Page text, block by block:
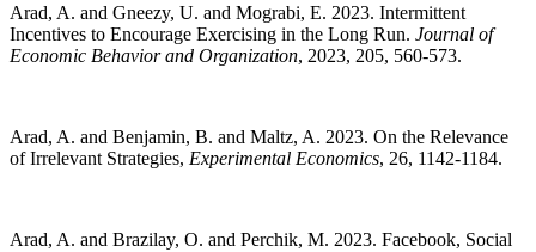
Arad, A. and Gneezy, U. and Mograbi, E. 2023. Intermittent
Incentives to Encourage Exercising in the Long Run. Journal of
Economic Behavior and Organization, 2023, 205, 560-573.
Arad, A. and Benjamin, B. and Maltz, A. 2023. On the Relevance
of Irrelevant Strategies, Experimental Economics, 26, 1142-1184.
Arad, A. and Brazilay, O. and Perchik, M. 2023. Facebook, Social